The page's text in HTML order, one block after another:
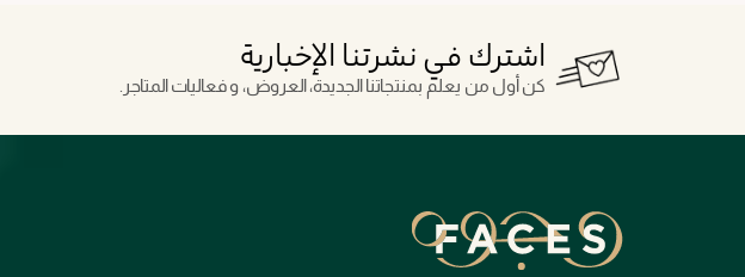
اشترك في نشرتنا الإخبارية
كن أول من يعلم بمنتجاتنا الجديدة، العروض، و فعاليات المتاجر.